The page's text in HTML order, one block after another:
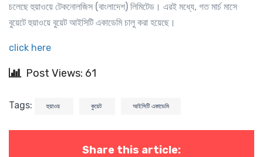
চলেছে হুয়াওয়ে টেকনোলজিস (বাংলাদেশ) লিমিটেড। এরই মধ্যে, গত মার্চ মাসে
বুয়েটে হুয়াওয়ে বুয়েট আইসিটি একাডেমি চালু করা হয়েছে।
click here
Post Views: 61
Tags: হুয়াওয় কুয়েট আইসিটি একাডেমি
Share this article: